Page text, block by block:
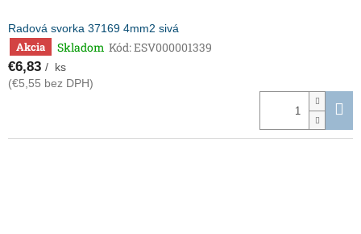
Radová svorka 37169 4mm2 sivá
Akcia Skladom Kód:ESV000001339
€6,83 / ks
(€5,55 bez DPH)